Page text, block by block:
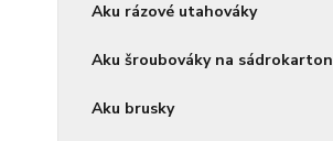
Aku rázové utahováky
Aku šroubováky na sádrokarton
Aku brusky